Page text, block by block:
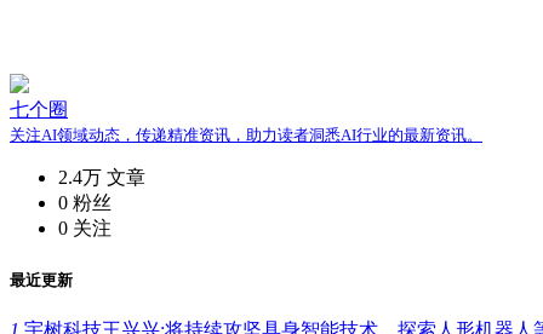
七个圈
关注AI领域动态，传递精准资讯，助力读者洞悉AI行业的最新资讯。
2.4万 文章
0 粉丝
0 关注
最近更新
1. 宇树科技王兴兴:将持续攻坚具身智能技术，探索人形机器人